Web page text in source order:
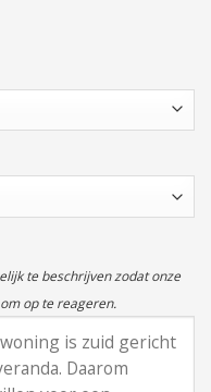
te beschrijven zodat onze
op te reageren.